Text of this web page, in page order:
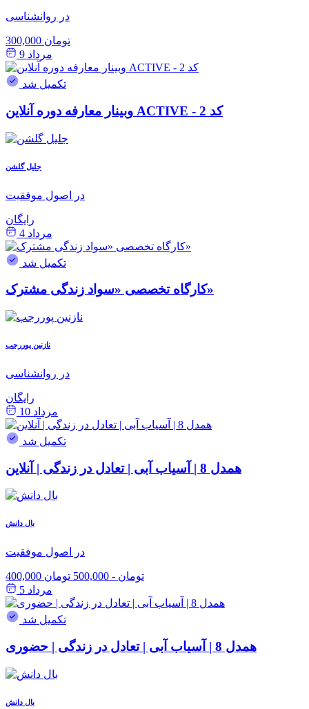
در روانشناسی
300,000 تومان
مرداد 9
تکمیل شد
وبینار معارفه دوره آنلاین ACTIVE - کد 2
جلیل گلشن
در اصول موفقیت
رایگان
مرداد 4
تکمیل شد
کارگاه تخصصی «سواد زندگی مشترک»
نازنین پوررجب
در روانشناسی
رایگان
مرداد 10
تکمیل شد
همدل 8 | آسیاب آبی | تعادل در زندگی | آنلاین
بال دانش
در اصول موفقیت
400,000 تومان - 500,000 تومان
مرداد 5
تکمیل شد
همدل 8 | آسیاب آبی | تعادل در زندگی | حضوری
بال دانش